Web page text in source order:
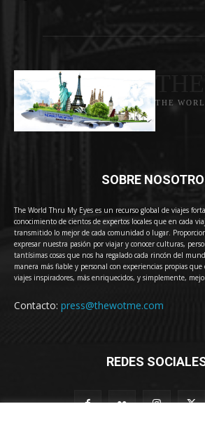
THE
SOBRE
The World Thru My Eyes es un recurso global de viajes
conocimiento de cientos de expertos locales que en cada
transmitido lo mejor de cada comunidad o lugar.
expresar nuestra pasión por viajar y conocer culturas,
tantísimas cosas que nos ha regalado cada rincón del
manera más fiable y personal con experiencias propias que
viajes inspiradores, más enriquecidos, y simplemente,
Contacto: press@thewotme.com
REDES